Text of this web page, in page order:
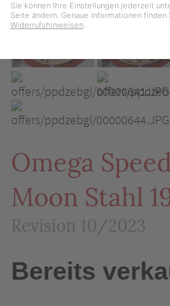
Omega
Moon Stahl
Revision 10/2023
Bereits
Sie können Ihre Einstellungen jederzeit
Seite ändern. Genaue Informationen finden
Widerrufshinweisen.